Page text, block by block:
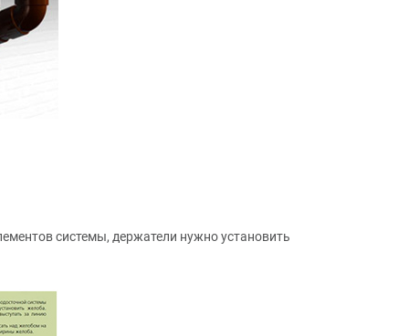
системы, держатели нужно установить